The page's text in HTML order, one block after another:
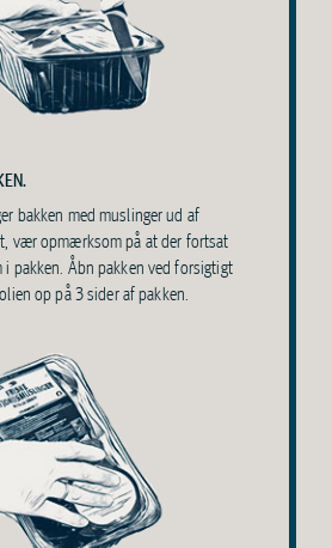
bakken med muslinger ud af
vær opmærksom på at der fortsat
i pakken. Åbn pakken ved forsigtigt
op på 3 sider af pakken.